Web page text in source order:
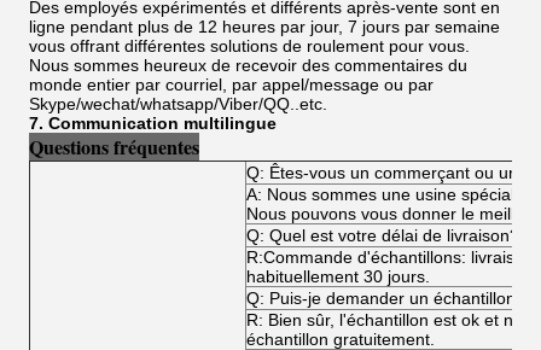
Des employés expérimentés et différents après-vente sont en
ligne pendant plus de 12 heures par jour, 7 jours par semaine
vous offrant différentes solutions de roulement pour vous.
Nous sommes heureux de recevoir des commentaires du
monde entier par courriel, par appel/message ou par
Skype/wechat/whatsapp/Viber/QQ..etc.
7. Communication multilingue
Questions fréquentes
Q: Êtes-vous un commerçant ou un
A: Nous sommes une usine
Nous pouvons vous donner le
Q: Quel est votre délai de livraison?
R:Commande d'échantillons:
habituellement 30 jours.
Q: Puis-je demander un échantillon?
R: Bien sûr, l'échantillon est ok et
échantillon gratuitement.